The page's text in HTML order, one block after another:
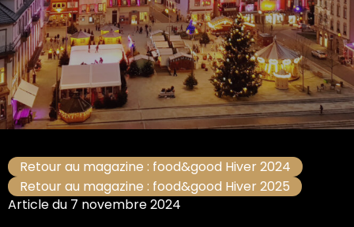
Retour au magazine : food&good Hiver 2024
Retour au magazine : food&good Hiver 2025
Article du 7 novembre 2024